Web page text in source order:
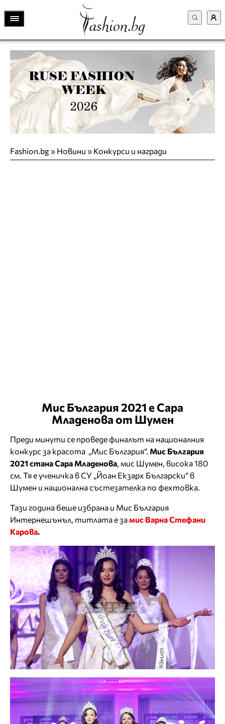
Fashion.bg» Новини » Конкурси и награди
Мис България 2021 е Сара
Младенова от Шумен
Преди минути се проведе финалът на националния
конкурс за красота „Мис България“. Мис България
2021 стана Сара Младенова , мис Шумен, висока 180
см. Тя е ученичка в СУ „Йоан Екзарх Български“ в
Шумен и национална състезателка по фехтовка.
Тази година беше избрана и Мис България
Интернешънъл, титлата е замис Варна Стефани
Карова.